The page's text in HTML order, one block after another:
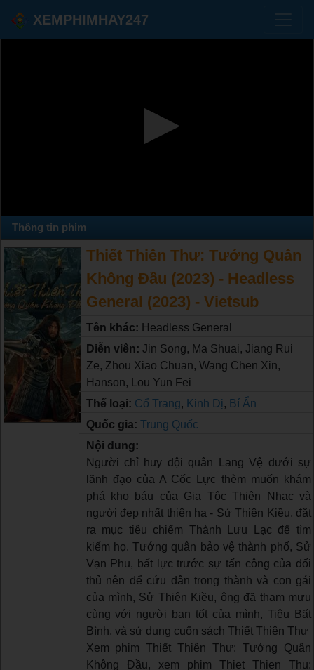
XEMPHIMHAY247
Thông tin phim
Thiết Thiên Thư: Tướng Quân
Không Đầu (2023) - Headless
General (2023) - Vietsub
Tên khác: Headless General
Diễn viên: Jin Song, Ma Shuai, Jiang Rui
Ze, Zhou Xiao Chuan, Wang Chen Xin,
Hanson, Lou Yun Fei
Thể loại: Cổ Trang, Kinh Dị , Bí Ẩn
Quốc gia: Trung Quốc
Nội dung:
Người chỉ huy đội quân Lang Vệ dưới sự
lãnh đạo của A Cốc Lực thèm muốn khám
phá kho báu của Gia Tộc Thiên Nhạc và
người đẹp nhất thiên hạ - Sử Thiên Kiều, đặt
ra mục tiêu chiếm Thành Lưu Lạc để tìm
kiếm họ. Tướng quân bảo vệ thành phố, Sử
Vạn Phu, bất lực trước sự tấn công của đối
thủ nên để cứu dân trong thành và con gái
của mình, Sử Thiên Kiều, ông đã tham mưu
cùng với người bạn tốt của mình, Tiêu Bất
Bình, và sử dụng cuốn sách Thiết Thiên Thư
Xem phim Thiết Thiên Thư: Tướng Quân
Không Đầu, xem phim Thiet Thien Thu: